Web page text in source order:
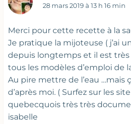
28 mars 2019 à 13 h 16 min
Merci pour cette recette à la
Je pratique la mijoteuse ( j’ai
depuis longtemps et il est
tous les modèles d’emploi de
Au pire mettre de l’eau …mais
d’après moi. ( Surfez sur les
quebecquois très très
isabelle